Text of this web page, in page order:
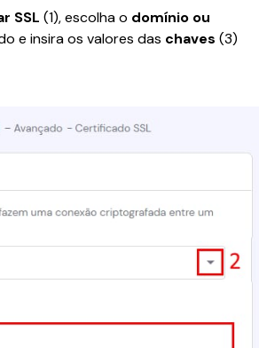
SSL (1), escolha o domínio ou
e insira os valores das chaves (3)